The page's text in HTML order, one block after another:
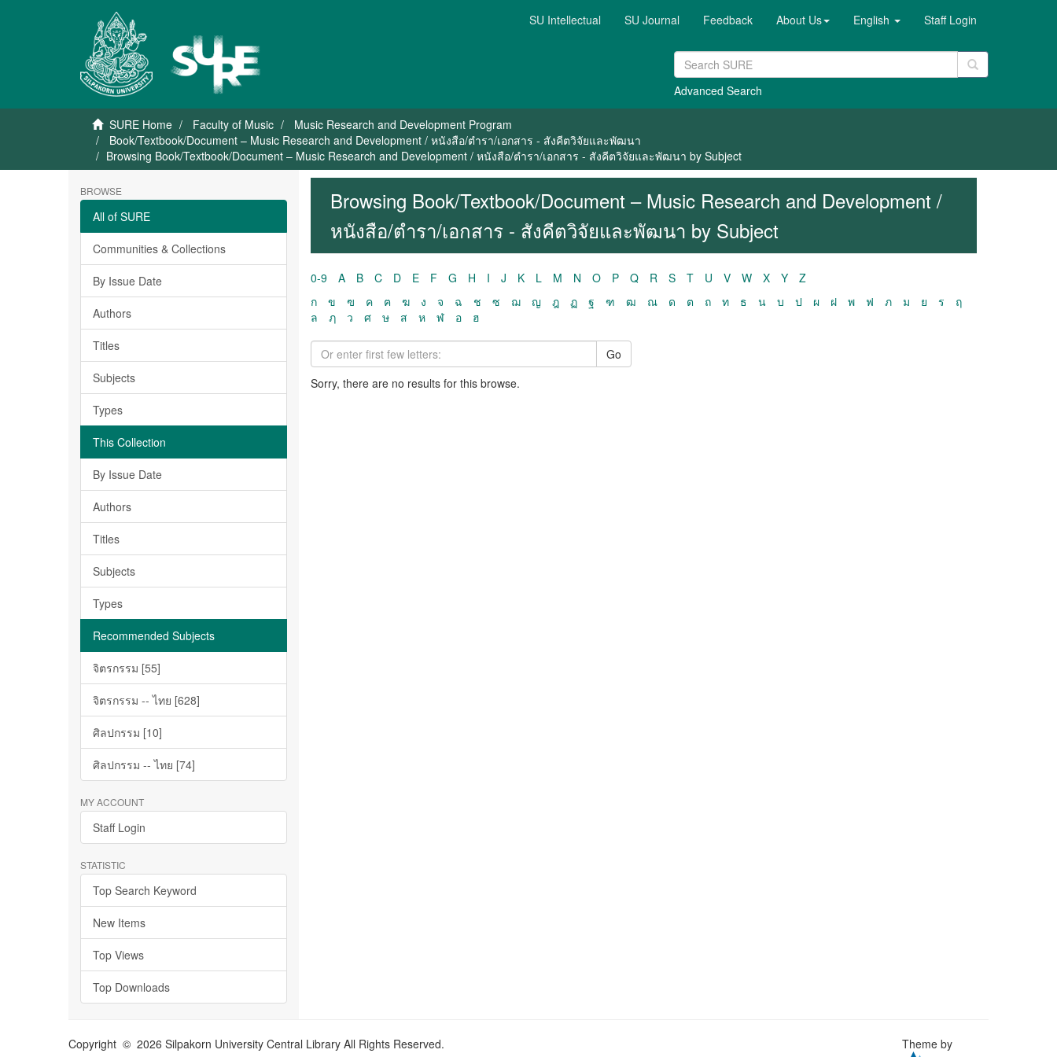
SU Intellectual SU Journal Feedback About Us English Staff Login
Advanced Search
SURE Home Faculty of Music
Music Research and Development Program
Book/Textbook/Document – Music Research and Development / หนังสือ/ตำรา/เอกสาร - สังคีตวิจัยและพัฒนา
Browsing Book/Textbook/Document – Music Research and Development / หนังสือ/ตำรา/เอกสาร - สังคีตวิจัยและพัฒนา by Subject
BROWSE
All of SURE
Communities & Collections
By Issue Date
Authors
Titles
Subjects
Types
This Collection
By Issue Date
Authors
Titles
Subjects
Types
Recommended Subjects
จิตรกรรม [55]
จิตรกรรม -- ไทย [628]
ศิลปกรรม [10]
ศิลปกรรม -- ไทย [74]
MY ACCOUNT
Staff Login
STATISTIC
Top Search Keyword
New Items
Top Views
Top Downloads
Browsing Book/Textbook/Document – Music Research and Development /
หนังสือ/ตำรา/เอกสาร - สังคีตวิจัยและพัฒนา by Subject
0-9 A B C D E F G H I J K L M N O P Q R S T U V W X Y
Z
ก
ข ฃ ค ฅ ฆ ง จ ฉ ช ซ ฌ ญ ฎ ฏ ฐ ฑ ฒ ณ ด ต ถ ท ธ น บ ป ผ ฝ พ ฟ ภ ม ย ร
ฤ
ล
ฦ ว ศ ษ ส ห ฬ อ ฮ
Go
Sorry, there are no results for this browse.
Copyright © 2026 Silpakorn University Central Library All Rights Reserved. Theme by